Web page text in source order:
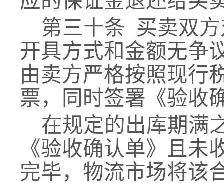
第三十条 买卖双
开具方式和金额无争
由卖方严格按照现行
票，同时签署《验收
在规定的出库期满
《验收确认单》且
完毕，物流市场将该